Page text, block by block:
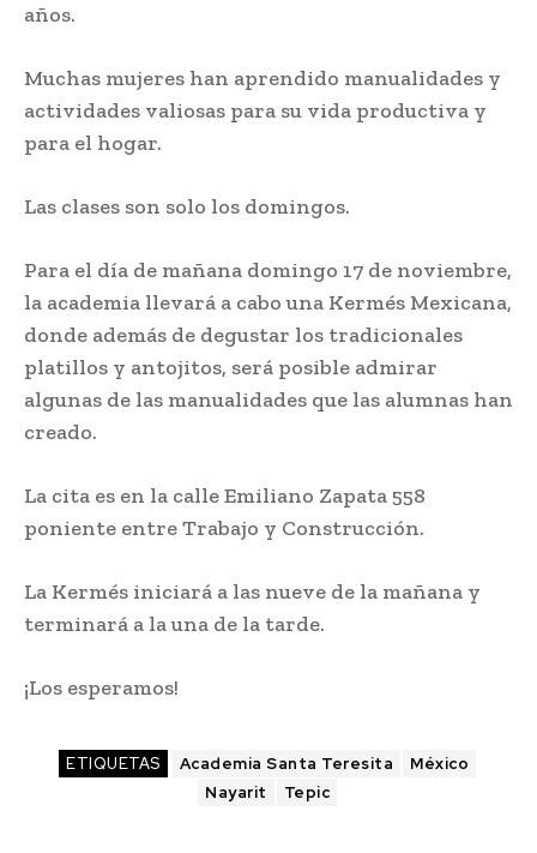
años.
Muchas mujeres han aprendido manualidades y
actividades valiosas para su vida productiva y
para el hogar.
Las clases son solo los domingos.
Para el día de mañana domingo 17 de noviembre,
la academia llevará a cabo una Kermés Mexicana,
donde además de degustar los tradicionales
platillos y antojitos, será posible admirar
algunas de las manualidades que las alumnas han
creado.
La cita es en la calle Emiliano Zapata 558
poniente entre Trabajo y Construcción.
La Kermés iniciará a las nueve de la mañana y
terminará a la una de la tarde.
¡Los esperamos!
ETIQUETAS Academia Santa Teresita
México
Nayarit
Tepic